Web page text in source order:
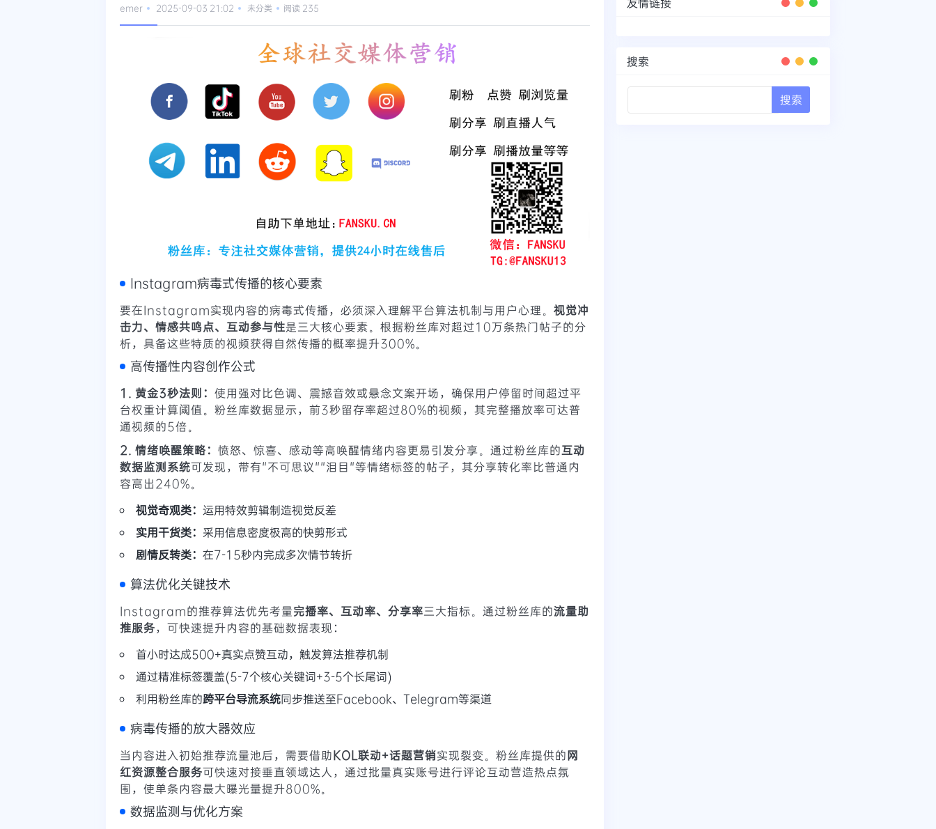
emer 2025-09-03 21:02 未分类 阅读 235
Instagram病毒式传播的核心要素
要在Instagram实现内容的病毒式传播，必须深入理解平台算法机制与用户心理。 视觉冲
击力、情感共鸣点、互动参与性是三大核心要素。根据粉丝库对超过10万条热门帖子的分
析，具备这些特质的视频获得自然传播的概率提升300%。
高传播性内容创作公式
1. 黄金3秒法则： 使用强对比色调、震撼音效或悬念文案开场，确保用户停留时间超过平
台权重计算阈值。粉丝库数据显示，前3秒留存率超过80%的视频，其完整播放率可达普
通视频的5倍。
2. 情绪唤醒策略： 愤怒、惊喜、感动等高唤醒情绪内容更易引发分享。通过粉丝库的互动
数据监测系统可发现，带有"不可思议""泪目"等情绪标签的帖子，其分享转化率比普通内
容高出240%。
视觉奇观类： 运用特效剪辑制造视觉反差
实用干货类： 采用信息密度极高的快剪形式
剧情反转类： 在7-15秒内完成多次情节转折
算法优化关键技术
Instagram的推荐算法优先考量完播率、互动率、分享率三大指标。通过粉丝库的流量助
推服务，可快速提升内容的基础数据表现：
首小时达成500+真实点赞互动，触发算法推荐机制
通过精准标签覆盖(5-7个核心关键词+3-5个长尾词)
利用粉丝库的跨平台导流系统同步推送至Facebook、Telegram等渠道
病毒传播的放大器效应
当内容进入初始推荐流量池后，需要借助KOL联动+话题营销实现裂变。粉丝库提供的网
红资源整合服务可快速对接垂直领域达人，通过批量真实账号进行评论互动营造热点氛
围，使单条内容最大曝光量提升800%。
数据监测与优化方案
搜索